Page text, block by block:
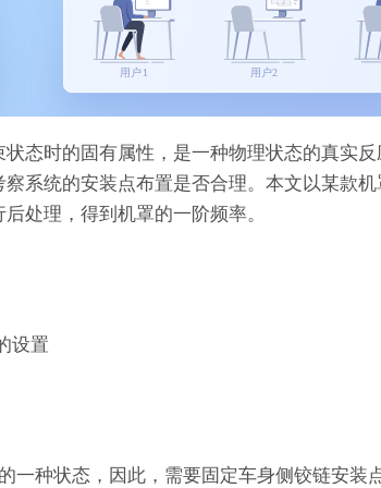
态时的固有属性，是一种物理状态的真实
系统的安装点布置是否合理。本文以某款
处理，得到机罩的一阶频率。
设置
一种状态，因此，需要固定车身侧铰链安装